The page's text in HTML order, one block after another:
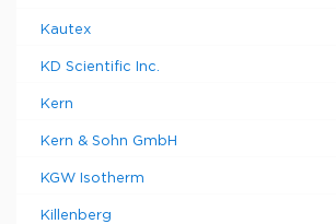
Kautex
KD Scientific Inc.
Kern
Kern & Sohn GmbH
KGW Isotherm
Killenberg